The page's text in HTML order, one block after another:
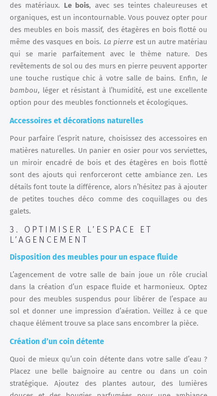
des matériaux. Le bois, avec ses teintes chaleureuses et
organiques, est un incontournable. Vous pouvez opter pour
des meubles en bois massif, des étagères en bois flotté ou
même des vasques en bois. La pierre est un autre matériau
qui se marie parfaitement avec le thème nature. Des
revêtements de sol ou des murs en pierre peuvent apporter
une touche rustique chic à votre salle de bains. Enfin, le
bambou, léger et résistant à l’humidité, est une excellente
option pour des meubles fonctionnels et écologiques.
Accessoires et décorations naturelles
Pour parfaire l’esprit nature, choisissez des accessoires en
matières naturelles. Un panier en osier pour vos serviettes,
un miroir encadré de bois et des étagères en bois flotté
sont des ajouts qui renforceront cette ambiance zen. Les
détails font toute la différence, alors n’hésitez pas à ajouter
de petites touches déco comme des coquillages ou des
galets.
3. OPTIMISER L’ESPACE ET
L’AGENCEMENT
Disposition des meubles pour un espace fluide
L’agencement de votre salle de bain joue un rôle crucial
dans la création d’un espace fluide et harmonieux. Optez
pour des meubles suspendus pour libérer de l’espace au
sol et donner une impression d’aération. Veillez à ce que
chaque élément trouve sa place sans encombrer la pièce.
Création d’un coin détente
Quoi de mieux qu’un coin détente dans votre salle d’eau ?
Placez une belle baignoire au centre ou dans un coin
stratégique. Ajoutez des plantes autour, des lumières